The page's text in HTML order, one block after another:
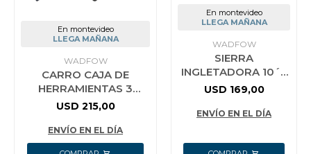
En montevideo
LLEGA MAÑANA
WADFOW
CARRO CAJA DE
HERRAMIENTAS 3
PARTES METAL Y
COLOR AZUL
USD 215,00
ENVÍO EN EL DÍA
En montevideo
LLEGA MAÑANA
WADFOW
SIERRA
INGLETADORA 10´´
255MM 1200W
WXD12001
USD 169,00
ENVÍO EN EL DÍA